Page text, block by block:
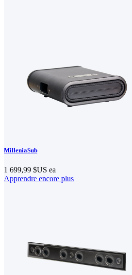
MilleniaSub
1 699,99 $US ea
Apprendre encore plus